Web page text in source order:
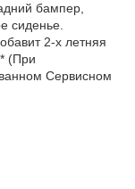
бампер,
сиденье.
2-х летняя
(При
Сервисном